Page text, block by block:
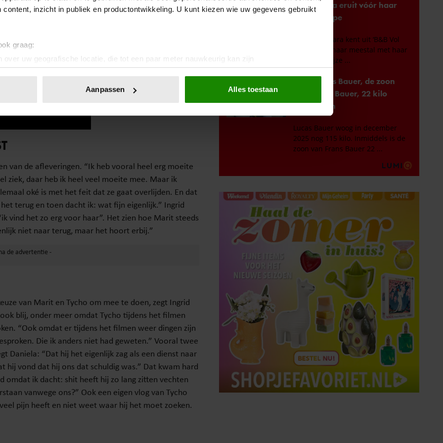
content, inzicht in publiek en productontwikkeling. U kunt kiezen wie uw gegevens gebruikt
graag:
over uw geografische locatie, die tot een paar meter nauwkeurig kan zijn
door het actief te scannen op specifieke eigenschappen (fingerprinting)
of intrekken in de Cookieverklaring.
en advertenties te personaliseren, om functies voor social media te bieden en om ons
Ook delen we informatie over uw gebruik van onze site met onze partners voor social
Deze partners kunnen deze gegevens combineren met andere informatie die u aan ze heeft
Aanpassen Alles toestaan
van de afleveringen. “Ik heb vooral heel erg moeite
ziek, daar heb ik heel veel moeite mee. Maar ik
oké is met het feit dat ze gaat overlijden. En dat
terug en toen dacht ik: wat fijn eigenlijk.” Ingrid
vind het zo erg voor haar”. Het zien hoe Marit steeds
niet naar terug, maar het hoort erbij.”
van Marit en Tycho om mee te doen, zegt Ingrid
blij, onder meer omdat Tycho tijdens het filmen
“Ook omdat er tijdens het filmen weer dingen zijn
Die ik anders niet had geweten.” Vooral twee
Daniela: “Dat hij het eigenlijk zag als een dienst naar
vond dat hij ons dat schuldig was.” Dat kwam hard
omdat ik dacht: shit heeft hij zo lang zitten vechten
vanwege ons?” Ook een eigen vlog van Tycho
pijn heeft en niet weet waar hij het moet zoeken.